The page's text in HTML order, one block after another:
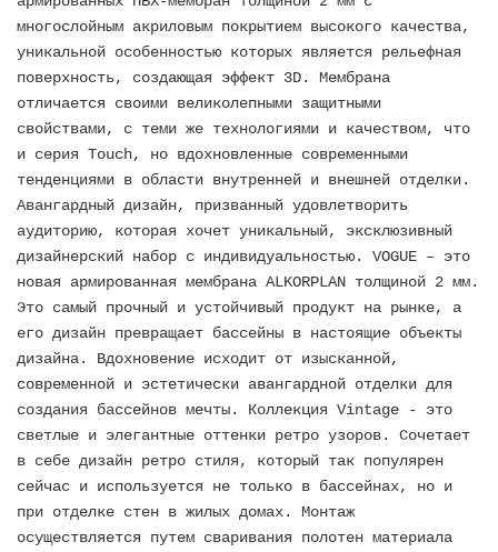
многослойным акриловым покрытием высокого качества,
уникальной особенностью которых является рельефная
поверхность, создающая эффект 3D. Мембрана
отличается своими великолепными защитными
свойствами, с теми же технологиями и качеством, что
и серия Touch, но вдохновленные современными
тенденциями в области внутренней и внешней отделки.
Авангардный дизайн, призванный удовлетворить
аудиторию, которая хочет уникальный, эксклюзивный
дизайнерский набор с индивидуальностью. VOGUE – это
новая армированная мембрана ALKORPLAN толщиной 2 мм.
Это самый прочный и устойчивый продукт на рынке, а
его дизайн превращает бассейны в настоящие объекты
дизайна. Вдохновение исходит от изысканной,
современной и эстетически авангардной отделки для
создания бассейнов мечты. Коллекция Vintage - это
светлые и элегантные оттенки ретро узоров. Сочетает
в себе дизайн ретро стиля, который так популярен
сейчас и используется не только в бассейнах, но и
при отделке стен в жилых домах. Монтаж
осуществляется путем сваривания полотен материала